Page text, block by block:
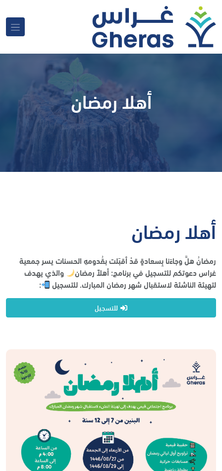
أهلا رمضان
أهلا رمضان
رمضانُ هلَّ وجاءَنا بِسعادةٍ قدْ أقبَلت بقُدومهِ الحسنات يسر جمعية
غراس دعوتكم للتسجيل في برنامج: أهلاً رمضان
والذي يهدف
لتهيئة الناشئة لاستقبال شهر رمضان المبارك. للتسجيل
:
للتسجيل